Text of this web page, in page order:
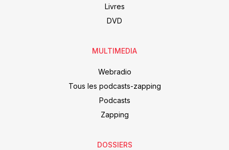
Livres
DVD
MULTIMEDIA
Webradio
Tous les podcasts-zapping
Podcasts
Zapping
DOSSIERS